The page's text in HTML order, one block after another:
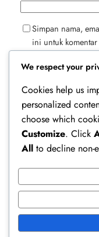
Simpan nama,
ini untuk
Ferry Doedens |
Profile
We respect your
Cookies help us
personalized
choose which
Customize. Click
All to decline non-